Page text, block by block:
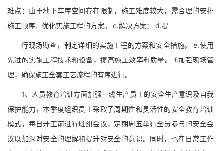
难点：由于地下车库空间存在限制，施工难度较大，需合理的安排
施工顺序，优化实施工程的方案。 c.解决方案： d.提
行现场勘查，制定详细的实施工程的方案和安全措施。 e.使用
先进的实施工程技术和设备，提高施工效率和质量。 f.加强现场管
理，确保施工全套工艺流程的有序进行。
1、人员教育培训方面加强一线生产员工的安全生产意识及自我
保护能力，本季度组织员工采取了周期性和灵活性的安全教育培训
模式，每日开工前进行班组会议，定期周五举行全员参与的安全会
议以加深对安全的理解和提升对安全的意识。同时，也在日常工作